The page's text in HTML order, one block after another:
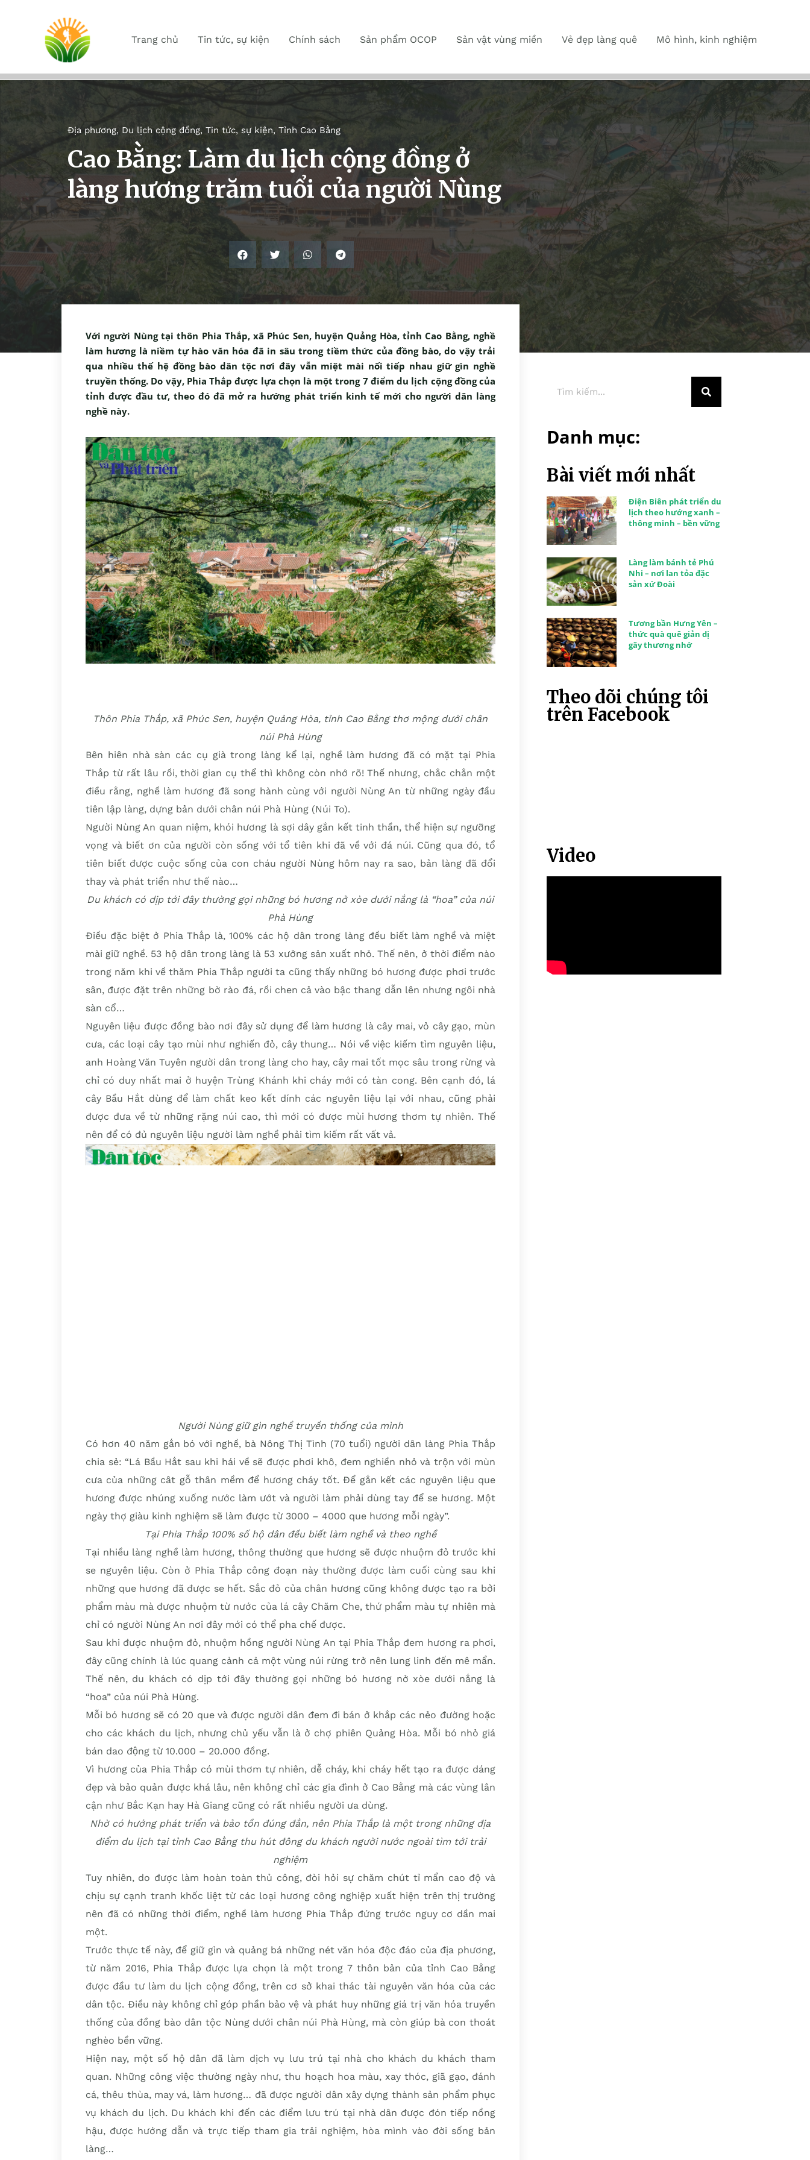
Trang chủ Tin tức, sự kiện Chính sách Sản phẩm OCOP Sản vật vùng miền Vẻ đẹp làng quê Mô hình, kinh nghiệm
Địa phương, Du lịch cộng đồng, Tin tức, sự kiện, Tỉnh Cao Bằng
Cao Bằng: Làm du lịch cộng đồng ở
làng hương trăm tuổi của người Nùng
Với người Nùng tại thôn Phia Thắp, xã Phúc Sen, huyện Quảng Hòa, tỉnh Cao Bằng, nghề
làm hương là niềm tự hào văn hóa đã in sâu trong tiềm thức của đồng bào, do vậy trải
qua nhiều thế hệ đồng bào dân tộc nơi đây vẫn miệt mài nối tiếp nhau giữ gìn nghề
truyền thống. Do vậy, Phia Thắp được lựa chọn là một trong 7 điểm du lịch cộng đồng của
tỉnh được đầu tư, theo đó đã mở ra hướng phát triển kinh tế mới cho người dân làng
nghề này.
Thôn Phia Thắp, xã Phúc Sen, huyện Quảng Hòa, tỉnh Cao Bằng thơ mộng dưới chân
núi Phà Hùng
Bên hiên nhà sàn các cụ già trong làng kể lại, nghề làm hương đã có mặt tại Phia
Thắp từ rất lâu rồi, thời gian cụ thể thì không còn nhớ rõ! Thế nhưng, chắc chắn một
điều rằng, nghề làm hương đã song hành cùng với người Nùng An từ những ngày đầu
tiên lập làng, dựng bản dưới chân núi Phà Hùng (Núi To).
Người Nùng An quan niệm, khói hương là sợi dây gắn kết tinh thần, thể hiện sự ngưỡng
vọng và biết ơn của người còn sống với tổ tiên khi đã về với đá núi. Cũng qua đó, tổ
tiên biết được cuộc sống của con cháu người Nùng hôm nay ra sao, bản làng đã đổi
thay và phát triển như thế nào…
Du khách có dịp tới đây thường gọi những bó hương nở xòe dưới nắng là “hoa” của núi
Phà Hùng
Điều đặc biệt ở Phia Thắp là, 100% các hộ dân trong làng đều biết làm nghề và miệt
mài giữ nghề. 53 hộ dân trong làng là 53 xưởng sản xuất nhỏ. Thế nên, ở thời điểm nào
trong năm khi về thăm Phia Thắp người ta cũng thấy những bó hương được phơi trước
sân, được đặt trên những bờ rào đá, rồi chen cả vào bậc thang dẫn lên nhưng ngôi nhà
sàn cổ…
Nguyên liệu được đồng bào nơi đây sử dụng để làm hương là cây mai, vỏ cây gạo, mùn
cưa, các loại cây tạo mùi như nghiến đỏ, cây thung… Nói về việc kiếm tìm nguyên liệu,
anh Hoàng Văn Tuyên người dân trong làng cho hay, cây mai tốt mọc sâu trong rừng và
chỉ có duy nhất mai ở huyện Trùng Khánh khi cháy mới có tàn cong. Bên cạnh đó, lá
cây Bầu Hắt dùng để làm chất keo kết dính các nguyên liệu lại với nhau, cũng phải
được đưa về từ những rặng núi cao, thì mới có được mùi hương thơm tự nhiên. Thế
nên để có đủ nguyên liệu người làm nghề phải tìm kiếm rất vất vả.
Người Nùng giữ gìn nghề truyền thống của mình
Có hơn 40 năm gắn bó với nghề, bà Nông Thị Tình (70 tuổi) người dân làng Phia Thắp
chia sẻ: “Lá Bầu Hắt sau khi hái về sẽ được phơi khô, đem nghiền nhỏ và trộn với mùn
cưa của những cât gỗ thân mềm để hương cháy tốt. Để gắn kết các nguyên liệu que
hương được nhúng xuống nước làm ướt và người làm phải dùng tay để se hương. Một
ngày thợ giàu kinh nghiệm sẽ làm được từ 3000 – 4000 que hương mỗi ngày”.
Tại Phia Thắp 100% số hộ dân đều biết làm nghề và theo nghề
Tại nhiều làng nghề làm hương, thông thường que hương sẽ được nhuộm đỏ trước khi
se nguyên liệu. Còn ở Phia Thắp công đoạn này thường được làm cuối cùng sau khi
những que hương đã được se hết. Sắc đỏ của chân hương cũng không được tạo ra bởi
phẩm màu mà được nhuộm từ nước của lá cây Chăm Che, thứ phẩm màu tự nhiên mà
chỉ có người Nùng An nơi đây mới có thể pha chế được.
Sau khi được nhuộm đỏ, nhuộm hồng người Nùng An tại Phia Thắp đem hương ra phơi,
đây cũng chính là lúc quang cảnh cả một vùng núi rừng trở nên lung linh đến mê mẩn.
Thế nên, du khách có dịp tới đây thường gọi những bó hương nở xòe dưới nắng là
“hoa” của núi Phà Hùng.
Mỗi bó hương sẽ có 20 que và được người dân đem đi bán ở khắp các nẻo đường hoặc
cho các khách du lịch, nhưng chủ yếu vẫn là ở chợ phiên Quảng Hòa. Mỗi bó nhỏ giá
bán dao động từ 10.000 – 20.000 đồng.
Vì hương của Phia Thắp có mùi thơm tự nhiên, dễ cháy, khi cháy hết tạo ra được dáng
đẹp và bảo quản được khá lâu, nên không chỉ các gia đình ở Cao Bằng mà các vùng lân
cận như Bắc Kạn hay Hà Giang cũng có rất nhiều người ưa dùng.
Nhờ có hướng phát triển và bảo tồn đúng đắn, nên Phia Thắp là một trong những địa
điểm du lịch tại tỉnh Cao Bằng thu hút đông du khách người nước ngoài tìm tới trải
nghiệm
Tuy nhiên, do được làm hoàn toàn thủ công, đòi hỏi sự chăm chút tỉ mẩn cao độ và
chịu sự cạnh tranh khốc liệt từ các loại hương công nghiệp xuất hiện trên thị trường
nên đã có những thời điểm, nghề làm hương Phia Thắp đứng trước nguy cơ dần mai
một.
Trước thực tế này, để giữ gìn và quảng bá những nét văn hóa độc đáo của địa phương,
từ năm 2016, Phia Thắp được lựa chọn là một trong 7 thôn bản của tỉnh Cao Bằng
được đầu tư làm du lịch cộng đồng, trên cơ sở khai thác tài nguyên văn hóa của các
dân tộc. Điều này không chỉ góp phần bảo vệ và phát huy những giá trị văn hóa truyền
thống của đồng bào dân tộc Nùng dưới chân núi Phà Hùng, mà còn giúp bà con thoát
nghèo bền vững.
Hiện nay, một số hộ dân đã làm dịch vụ lưu trú tại nhà cho khách du khách tham
quan. Những công việc thường ngày như, thu hoạch hoa màu, xay thóc, giã gạo, đánh
cá, thêu thùa, may vá, làm hương… đã được người dân xây dựng thành sản phẩm phục
vụ khách du lịch. Du khách khi đến các điểm lưu trú tại nhà dân được đón tiếp nồng
hậu, được hướng dẫn và trực tiếp tham gia trải nghiệm, hòa mình vào đời sống bản
làng…
Danh mục:
Bài viết mới nhất
Điện Biên phát triển du
lịch theo hướng xanh –
thông minh – bền vững
Làng làm bánh tẻ Phú
Nhi – nơi lan tỏa đặc
sản xứ Đoài
Tương bần Hưng Yên –
thức quà quê giản dị
gây thương nhớ
Theo dõi chúng tôi
trên Facebook
Video